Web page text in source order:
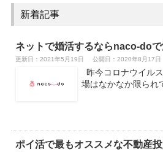
新着記事
ネットで婚活するならnaco-doで
更新日：2021年5月19日 公開日：2020年8月17日
昨今コロナウイル
場はなかなか限られ
ポイ活で最もオススメな不動産